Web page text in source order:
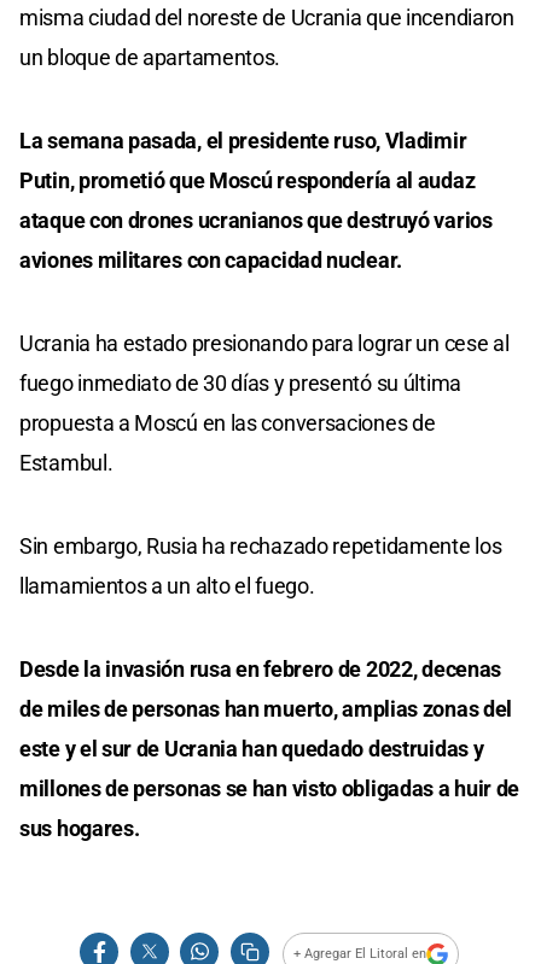
misma ciudad del noreste de Ucrania que incendiaron
un bloque de apartamentos.
La semana pasada, el presidente ruso, Vladimir
Putin, prometió que Moscú respondería al audaz
ataque con drones ucranianos que destruyó varios
aviones militares con capacidad nuclear.
Ucrania ha estado presionando para lograr un cese al
fuego inmediato de 30 días y presentó su última
propuesta a Moscú en las conversaciones de
Estambul.
Sin embargo, Rusia ha rechazado repetidamente los
llamamientos a un alto el fuego.
Desde la invasión rusa en febrero de 2022, decenas
de miles de personas han muerto, amplias zonas del
este y el sur de Ucrania han quedado destruidas y
millones de personas se han visto obligadas a huir de
sus hogares.
+ Agregar El Litoral en